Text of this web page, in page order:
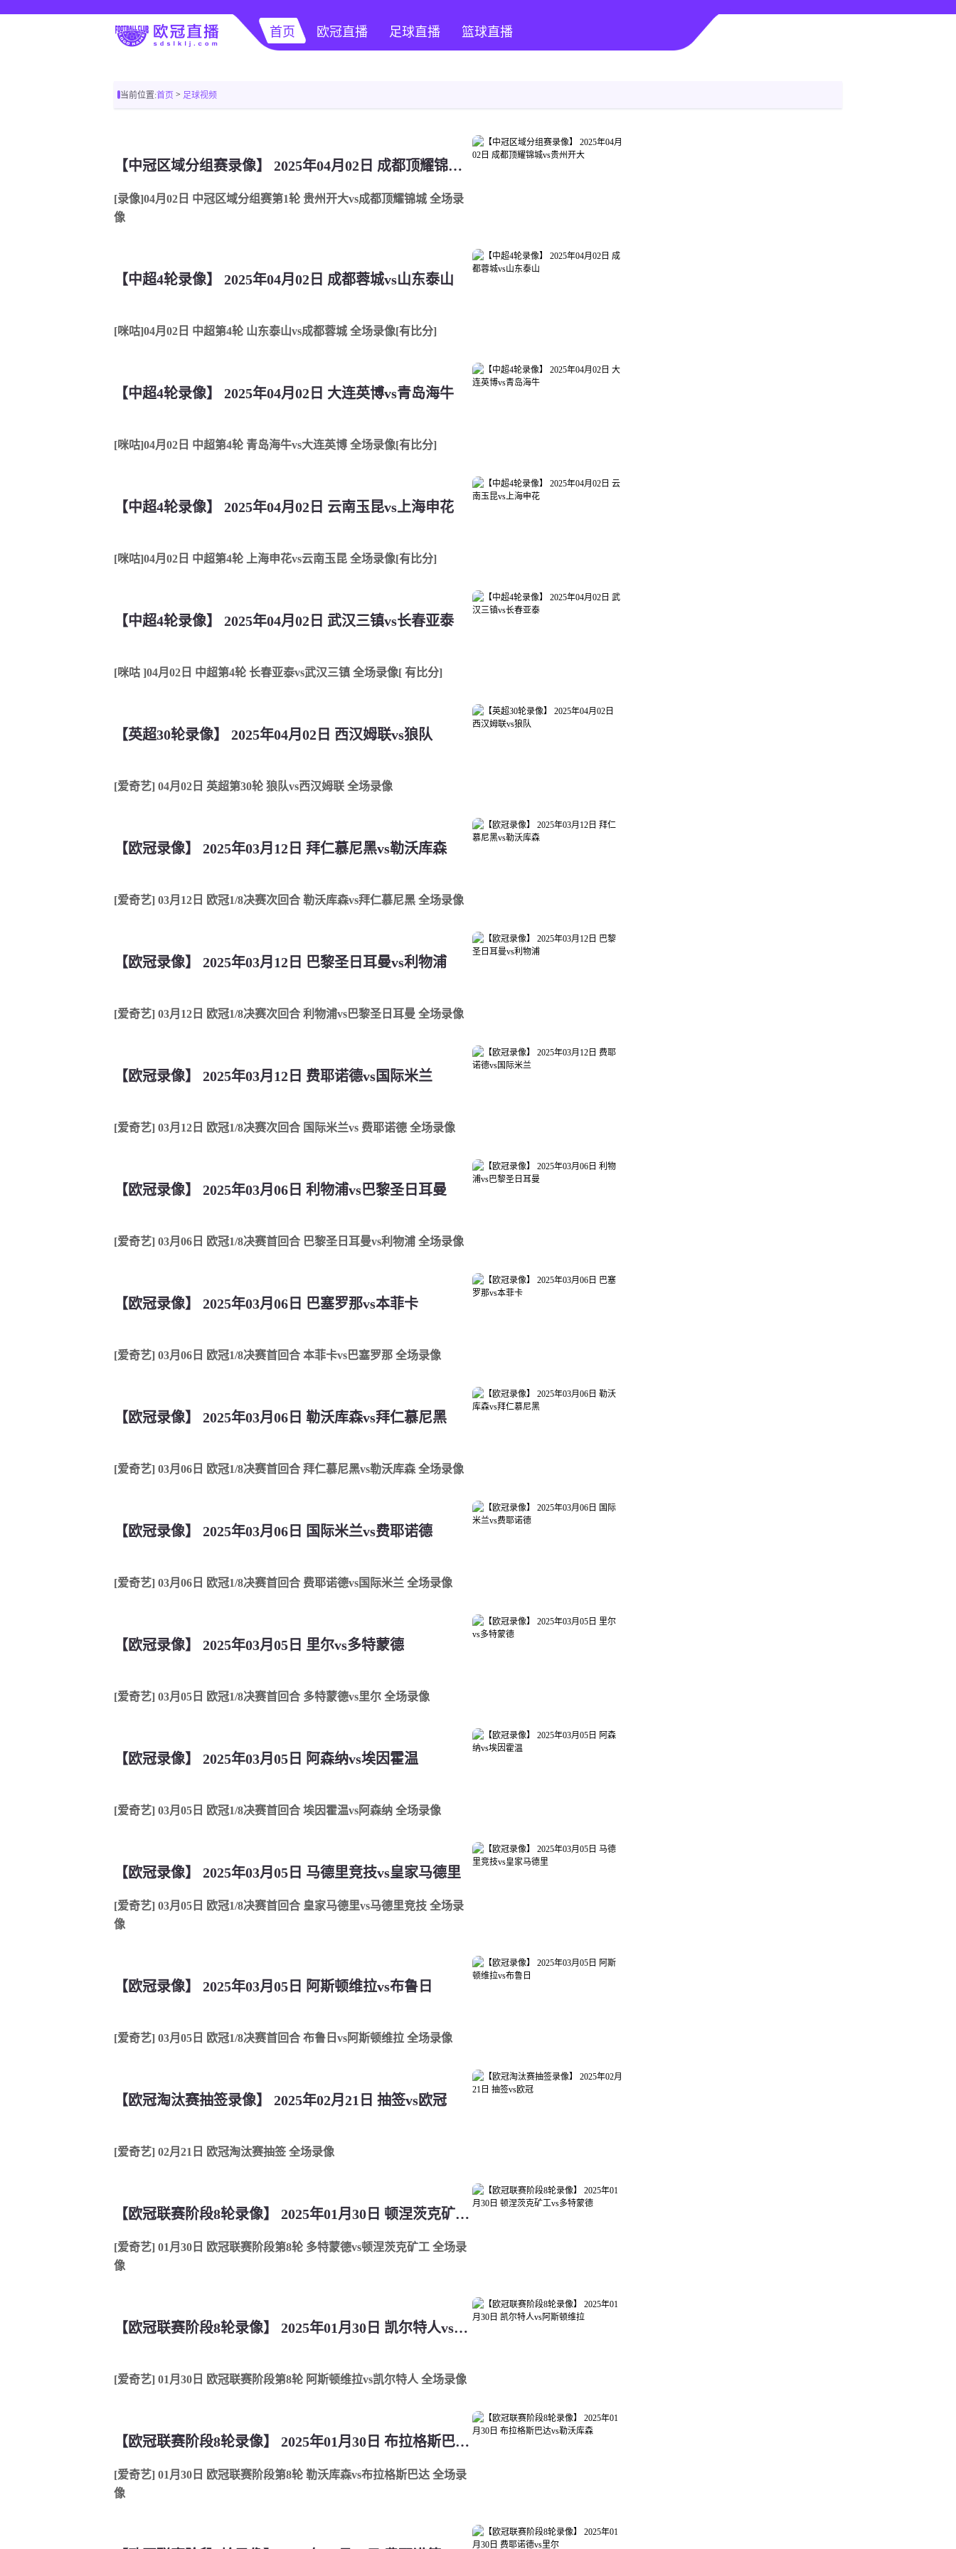
首页 欧冠直播 足球直播 篮球直播
当前位置:首页 > 足球视频
【中冠区域分组赛录像】 2025年04月02日 成都顶耀锦城vs贵州开大
[录像]04月02日 中冠区域分组赛第1轮 贵州开大vs成都顶耀锦城 全场录
像
【中超4轮录像】 2025年04月02日 成都蓉城vs山东泰山
[咪咕]04月02日 中超第4轮 山东泰山vs成都蓉城 全场录像[有比分]
【中超4轮录像】 2025年04月02日 大连英博vs青岛海牛
[咪咕]04月02日 中超第4轮 青岛海牛vs大连英博 全场录像[有比分]
【中超4轮录像】 2025年04月02日 云南玉昆vs上海申花
[咪咕]04月02日 中超第4轮 上海申花vs云南玉昆 全场录像[有比分]
【中超4轮录像】 2025年04月02日 武汉三镇vs长春亚泰
[咪咕 ]04月02日 中超第4轮 长春亚泰vs武汉三镇 全场录像[ 有比分]
【英超30轮录像】 2025年04月02日 西汉姆联vs狼队
[爱奇艺] 04月02日 英超第30轮 狼队vs西汉姆联 全场录像
【欧冠录像】 2025年03月12日 拜仁慕尼黑vs勒沃库森
[爱奇艺] 03月12日 欧冠1/8决赛次回合 勒沃库森vs拜仁慕尼黑 全场录像
【欧冠录像】 2025年03月12日 巴黎圣日耳曼vs利物浦
[爱奇艺] 03月12日 欧冠1/8决赛次回合 利物浦vs巴黎圣日耳曼 全场录像
【欧冠录像】 2025年03月12日 费耶诺德vs国际米兰
[爱奇艺] 03月12日 欧冠1/8决赛次回合 国际米兰vs 费耶诺德 全场录像
【欧冠录像】 2025年03月06日 利物浦vs巴黎圣日耳曼
[爱奇艺] 03月06日 欧冠1/8决赛首回合 巴黎圣日耳曼vs利物浦 全场录像
【欧冠录像】 2025年03月06日 巴塞罗那vs本菲卡
[爱奇艺] 03月06日 欧冠1/8决赛首回合 本菲卡vs巴塞罗那 全场录像
【欧冠录像】 2025年03月06日 勒沃库森vs拜仁慕尼黑
[爱奇艺] 03月06日 欧冠1/8决赛首回合 拜仁慕尼黑vs勒沃库森 全场录像
【欧冠录像】 2025年03月06日 国际米兰vs费耶诺德
[爱奇艺] 03月06日 欧冠1/8决赛首回合 费耶诺德vs国际米兰 全场录像
【欧冠录像】 2025年03月05日 里尔vs多特蒙德
[爱奇艺] 03月05日 欧冠1/8决赛首回合 多特蒙德vs里尔 全场录像
【欧冠录像】 2025年03月05日 阿森纳vs埃因霍温
[爱奇艺] 03月05日 欧冠1/8决赛首回合 埃因霍温vs阿森纳 全场录像
【欧冠录像】 2025年03月05日 马德里竞技vs皇家马德里
[爱奇艺] 03月05日 欧冠1/8决赛首回合 皇家马德里vs马德里竞技 全场录
像
【欧冠录像】 2025年03月05日 阿斯顿维拉vs布鲁日
[爱奇艺] 03月05日 欧冠1/8决赛首回合 布鲁日vs阿斯顿维拉 全场录像
【欧冠淘汰赛抽签录像】 2025年02月21日 抽签vs欧冠
[爱奇艺] 02月21日 欧冠淘汰赛抽签 全场录像
【欧冠联赛阶段8轮录像】 2025年01月30日 顿涅茨克矿工vs多特蒙德
[爱奇艺] 01月30日 欧冠联赛阶段第8轮 多特蒙德vs顿涅茨克矿工 全场录
像
【欧冠联赛阶段8轮录像】 2025年01月30日 凯尔特人vs阿斯顿维拉
[爱奇艺] 01月30日 欧冠联赛阶段第8轮 阿斯顿维拉vs凯尔特人 全场录像
【欧冠联赛阶段8轮录像】 2025年01月30日 布拉格斯巴达vs勒沃库森
[爱奇艺] 01月30日 欧冠联赛阶段第8轮 勒沃库森vs布拉格斯巴达 全场录
像